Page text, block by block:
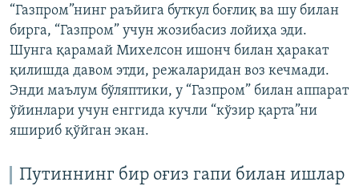
“Газпром”нинг раъйига буткул боғлиқ ва шу билан
бирга, “Газпром” учун жозибасиз лойиҳа эди.
Шунга қарамай Михелсон ишонч билан ҳаракат
қилишда давом этди, режаларидан воз кечмади.
Энди маълум бўляптики, у “Газпром” билан аппарат
ўйинлари учун енггида кучли “кўзир қарта”ни
яшириб қўйган экан.
Путиннинг бир оғиз гапи билан ишлар